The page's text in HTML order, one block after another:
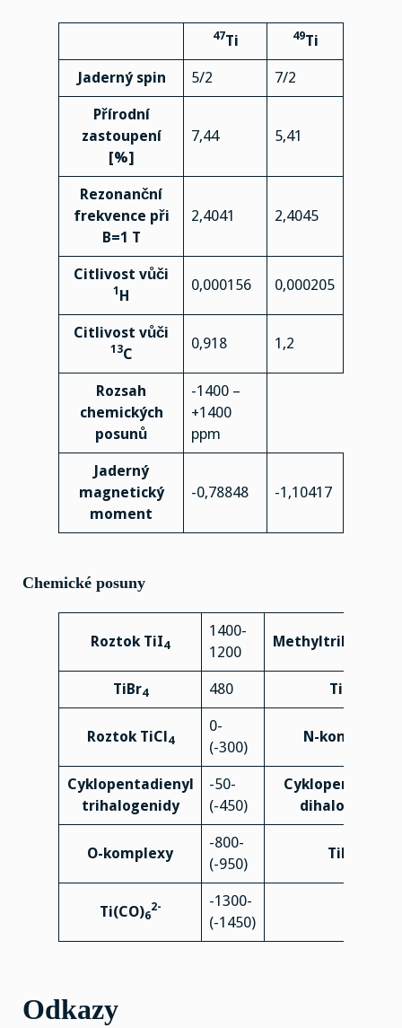
47Ti 49Ti
Jaderný spin 5/2 7/2
Přírodní
zastoupení
[%]
7,44 5,41
Rezonanční
frekvence při
B=1 T
2,4041 2,4045
Citlivost vůči
1 H
0,000156 0,000205
Citlivost vůči
13C
0,918 1,2
Rozsah
chemických
posunů
-1400 –
+1400
ppm
Jaderný
magnetický
moment
-0,78848 -1,10417
Chemické posuny
Roztok TiI4
1400-
1200
TiBr4 480 TiCl
Roztok TiCl4
0-
(-300)
N-komplexy
Cyklopentadienyl
trihalogenidy
-50-
(-450)
dihalogenidy
O-komplexy
-800-
(-950)
TiF
Ti(CO)6
2-
-1300-
(-1450)
Odkazy